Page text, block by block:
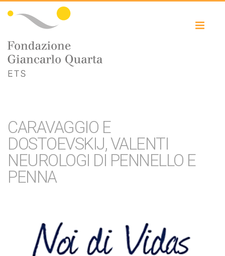
CARAVAGGIO E
DOSTOEVSKIJ, VALENTI
NEUROLOGI DI PENNELLO E
PENNA